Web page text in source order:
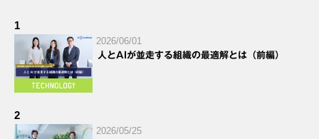
1
2026/06/01
人とAIが並走する組織の最適解とは（前編）
2
2026/05/25